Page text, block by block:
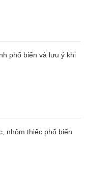
phổ biến và lưu ý khi
nhôm thiếc phổ biến